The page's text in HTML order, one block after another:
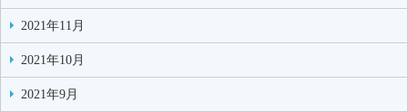
2021年11月
2021年10月
2021年9月